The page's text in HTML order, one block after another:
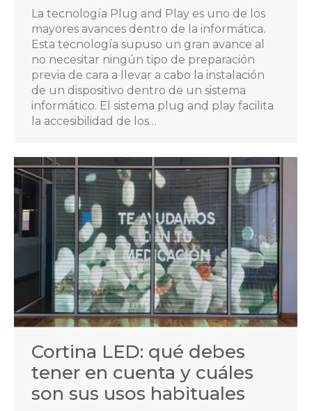
La tecnología Plug and Play es uno de los
mayores avances dentro de la informática.
Esta tecnología supuso un gran avance al
no necesitar ningún tipo de preparación
previa de cara a llevar a cabo la instalación
de un dispositivo dentro de un sistema
informático. El sistema plug and play facilita
la accesibilidad de los…
Cortina LED: qué debes
tener en cuenta y cuáles
son sus usos habituales